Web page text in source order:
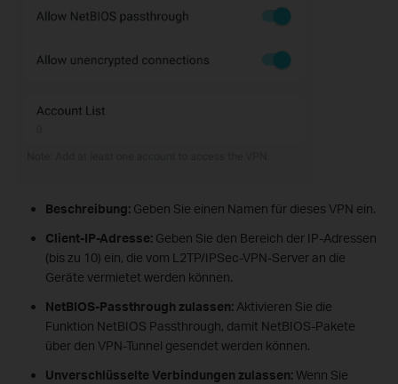
Beschreibung:Geben Sie einen Namen für dieses VPN ein.
Client-IP-Adresse:Geben Sie den Bereich der IP-Adressen
(bis zu 10) ein, die vom L2TP/IPSec-VPN-Server an die
Geräte vermietet werden können.
NetBIOS-Passthrough zulassen:Aktivieren Sie die
Funktion NetBIOS Passthrough, damit NetBIOS-Pakete
über den VPN-Tunnel gesendet werden können.
Unverschlüsselte Verbindungen zulassen:Wenn Sie